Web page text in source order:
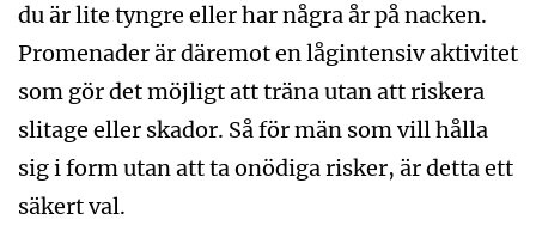
du är lite tyngre eller har några år på nacken.
Promenader är däremot en lågintensiv aktivitet
som gör det möjligt att träna utan att riskera
slitage eller skador. Så för män som vill hålla
sig i form utan att ta onödiga risker, är detta ett
säkert val.